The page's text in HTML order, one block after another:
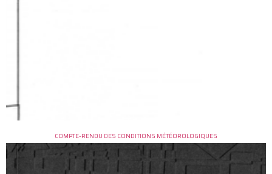
COMPTE-RENDU DES CONDITIONS MÉTÉOROLOGIQUES